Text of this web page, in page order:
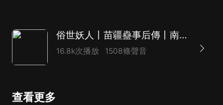
俗世妖人丨苗疆蠱事后傳丨南無袈裟理科佛丨桑梓領銜多人有聲劇
16.8k次播放 1508條聲音
查看更多